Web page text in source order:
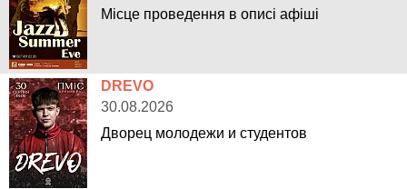
Місце проведення в описі афіші
DREVO
30.08.2026
Дворец молодежи и студентов